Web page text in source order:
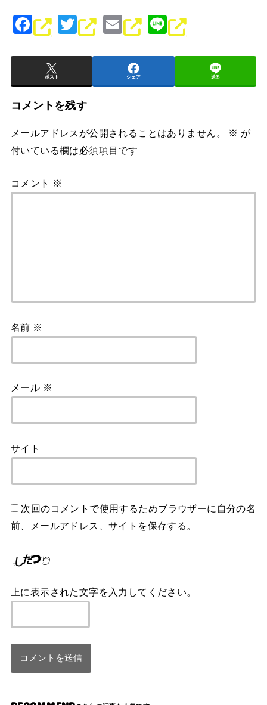
F
a
c
e
b
o
k
T
wi
tt
er
E
m
ai
l
Li
n
e
ポスト シェア 送る
コメントを残す
メールアドレスが公開されることはありません。 ※ が
付いている欄は必須項目です
コメント ※
名前 ※
メール ※
サイト
次回のコメントで使用するためブラウザーに自分の名
前、メールアドレス、サイトを保存する。
上に表示された文字を入力してください。